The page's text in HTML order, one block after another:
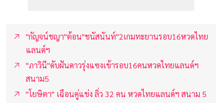
"กัญจน์ชญา"ต้อน"ชนัสนันท์"2เกมทะยานรอบ16หวดไทย
แลนด์ฯ
"ภาวินี"ดับฝันดาวรุ่งแซงเข้ารอบ16คนหวดไทยแลนด์ฯ
สนาม5
"โยษิตา" เฉือนคู่แข่ง ลิ่ว 32 คน หวดไทยแลนด์ฯ สนาม 5